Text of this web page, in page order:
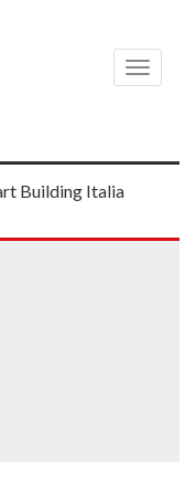
Menù
Building Italia